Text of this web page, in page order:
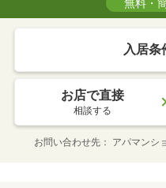
無料・
入居条
お店で直接
相談する
お問い合わせ先 アパマンシ